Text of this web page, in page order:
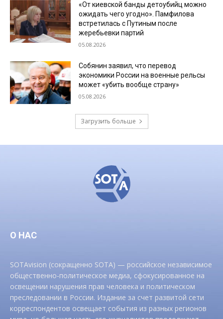
«От киевской банды детоубийц можно
ожидать чего угодно». Памфилова
встретилась с Путиным после
жеребьевки партий
05.08.2026
Собянин заявил, что перевод
экономики России на военные рельсы
может «убить вообще страну»
05.08.2026
Загрузить больше
О НАС
SOTAvision (сокращенно SOTA) — российское независимое
общественно-политическое медиа, сфокусированное на
освещении нарушения прав человека и политическом
преследовании в России. Издание за счет развитой сети
корреспондентов освещает события из разных регионов